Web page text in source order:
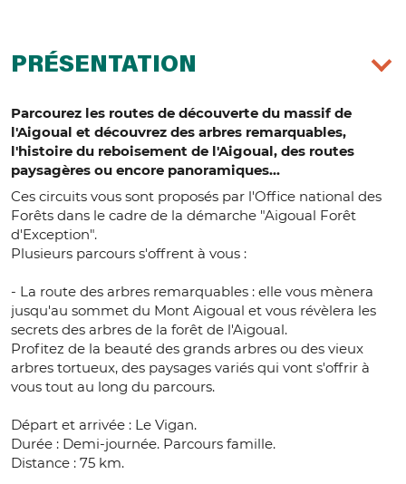
PRÉSENTATION
Parcourez les routes de découverte du massif de
l'Aigoual et découvrez des arbres remarquables,
l'histoire du reboisement de l'Aigoual, des routes
paysagères ou encore panoramiques...
Ces circuits vous sont proposés par l'Office national des
Forêts dans le cadre de la démarche "Aigoual Forêt
d'Exception".
Plusieurs parcours s'offrent à vous :
- La route des arbres remarquables : elle vous mènera
jusqu'au sommet du Mont Aigoual et vous révèlera les
secrets des arbres de la forêt de l'Aigoual.
Profitez de la beauté des grands arbres ou des vieux
arbres tortueux, des paysages variés qui vont s'offrir à
vous tout au long du parcours.
Départ et arrivée : Le Vigan.
Durée : Demi-journée. Parcours famille.
Distance : 75 km.